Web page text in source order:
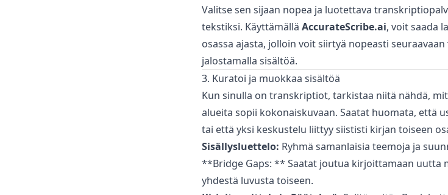
Valitse sen sijaan nopea ja luotettava
tekstiksi. Käyttämällä AccurateScribe.ai, voit saada
osassa ajasta, jolloin voit siirtyä nopeasti
jalostamalla sisältöä.
3. Kuratoi ja muokkaa sisältöä
Kun sinulla on transkriptiot, tarkistaa niitä nähdä,
alueita sopii kokonaiskuvaan. Saatat huomata, että
tai että yksi keskustelu liittyy siististi kirjan toiseen
Sisällysluettelo: Ryhmä samanlaisia teemoja ja
**Bridge Gaps: ** Saatat joutua kirjoittamaan uutta
yhdestä luvusta toiseen.